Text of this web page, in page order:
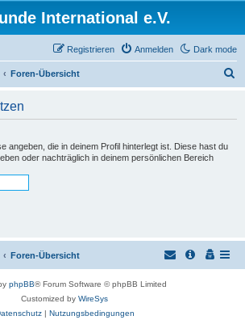
International e.V.
Dark mode
Anmelden
Registrieren
Foren-Übersicht
angeben, die in deinem Profil hinterlegt ist. Diese hast du
oder nachträglich in deinem persönlichen Bereich
Foren-Übersicht
phpBB® Forum Software © phpBB Limited
Customized by WireSys
| Nutzungsbedingungen